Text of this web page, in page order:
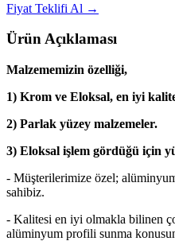
Fiyat Teklifi Al →
Ürün Açıklaması
Malzememizin özelliği,
1) Krom ve Eloksal, en iyi
2) Parlak yüzey malzemeler.
3) Eloksal işlem gördüğü için
- Müşterilerimize özel;
sahibiz.
- Kalitesi en iyi olmakla bilinen
alüminyum profili sunma